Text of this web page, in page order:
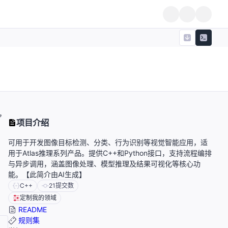
项目介绍
可用于开发图像目标检测、分类、行为识别等视觉智能应用，适
用于Atlas推理系列产品。提供C++和Python接口，支持流程编排
与异步调用，涵盖图像处理、模型推理及结果可视化等核心功
能。【此简介由AI生成】
C++ 21提交数
定制我的领域
README
规则集